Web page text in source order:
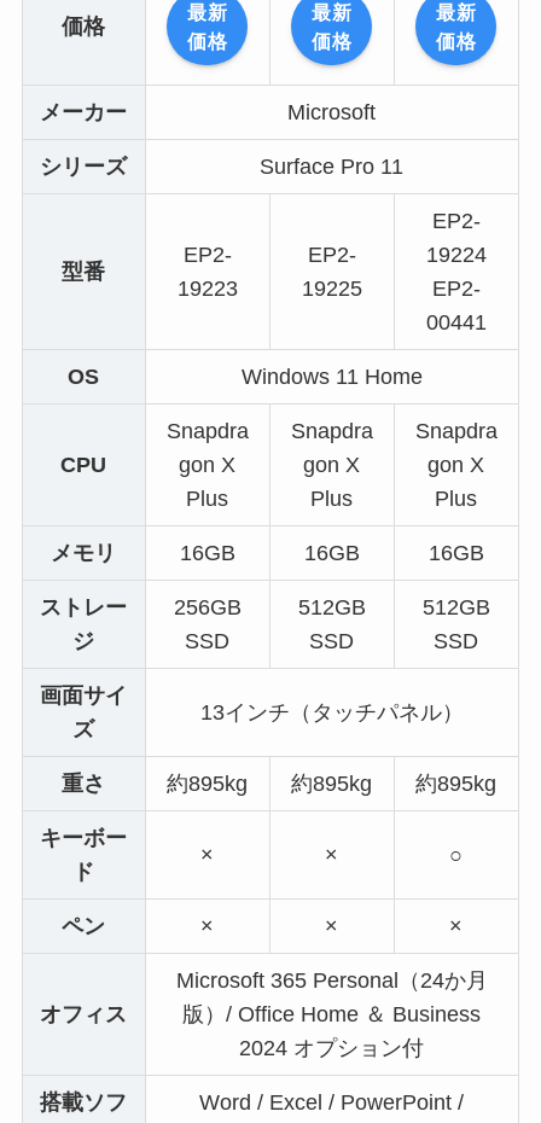
価格
最新
価格
最新
価格
最新
価格
メーカー Microsoft
シリーズ Surface Pro 11
型番
EP2-
19223
EP2-
19225
EP2-
19224
EP2-
00441
OS Windows 11 Home
CPU
Snapdra
gon X
Plus
Snapdra
gon X
Plus
Snapdra
gon X
Plus
メモリ 16GB 16GB 16GB
ストレー
ジ
256GB
SSD
512GB
SSD
512GB
SSD
画面サイ
ズ
13インチ（タッチパネル）
重さ 約895kg 約895kg 約895kg
キーボー
ド
× × ○
ペン × × ×
オフィス
Microsoft 365 Personal（24か月
版）/ Office Home ＆ Business
2024 オプション付
搭載ソフ Word / Excel / PowerPoint /